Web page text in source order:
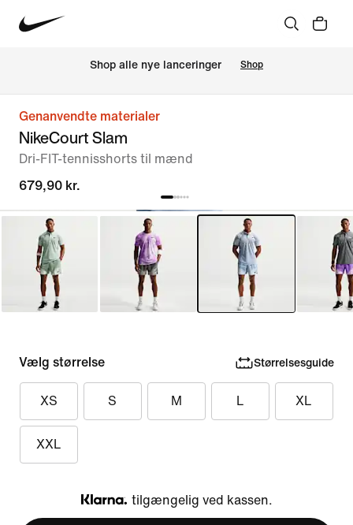
Shop alle nye lanceringer Shop
Genanvendte materialer
NikeCourt Slam
Dri-FIT-tennisshorts til mænd
679,90 kr.
Vælg størrelse Størrelsesguide
XS S M L XL
XXL
Klarna
tilgængelig ved kassen.